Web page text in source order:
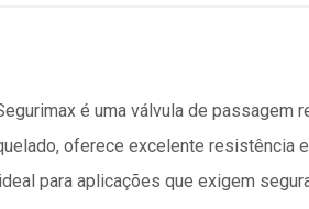
é uma válvula de passagem
oferece excelente resistência
para aplicações que exigem